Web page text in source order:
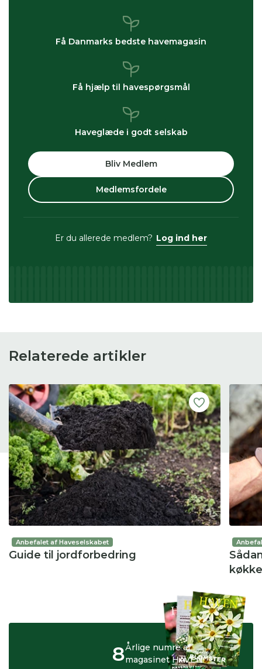
Få Danmarks bedste havemagasin
Få hjælp til havespørgsmål
Haveglæde i godt selskab
Bliv Medlem
Medlemsfordele
Er du allerede medlem? Log ind her
Relaterede artikler
Anbefalet af Haveselskabet
Guide til jordforbedring
Årlige numre af
magasinet HAVEN
8